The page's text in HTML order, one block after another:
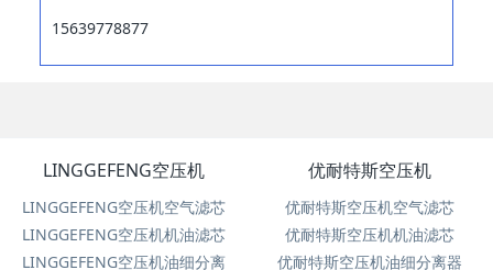
15639778877
LINGGEFENG空压机
LINGGEFENG空压机空气滤芯
LINGGEFENG空压机机油滤芯
LINGGEFENG空压机油细分离
优耐特斯空压机
优耐特斯空压机空气滤芯
优耐特斯空压机机油滤芯
优耐特斯空压机油细分离器